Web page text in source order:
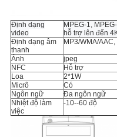
Định dạng
video
MPEG-1,
hỗ trợ lên đến
Định dạng âm
thanh
MP3/WMA/AAC,
Ảnh
jpeg
NFC
Hỗ trợ
Loa
2*1W
Micrô
Có
Ngôn ngữ
Đa ngôn ngữ
Nhiệt độ làm
việc
-10--60 độ